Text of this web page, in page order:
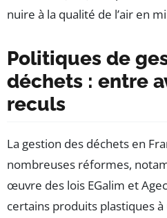
nuire à la qualité de l’air en
Politiques de
déchets : entre
reculs
La gestion des déchets en
nombreuses réformes,
œuvre des lois EGalim et
certains produits plastiques